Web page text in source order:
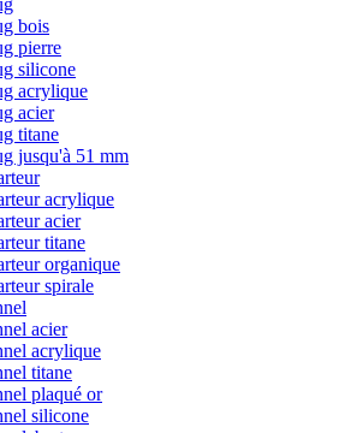
bois
pierre
silicone
acrylique
acier
titane
jusqu'à 51 mm
acrylique
acier
titane
organique
spirale
acier
acrylique
titane
plaqué or
silicone